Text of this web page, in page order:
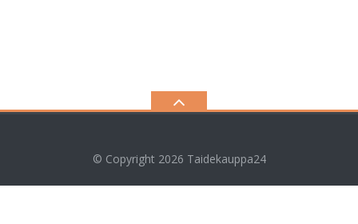
© Copyright 2026 Taidekauppa24